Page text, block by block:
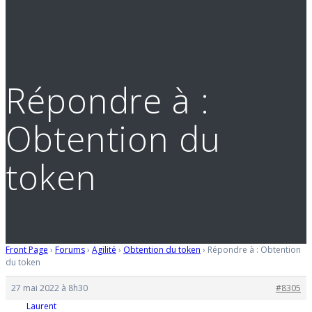
Répondre à :
Obtention du
token
Front Page › Forums› Agilité › Obtention du token › Répondre à : Obtention
du token
27 mai 2022 à 8h30
#8305
Laurent